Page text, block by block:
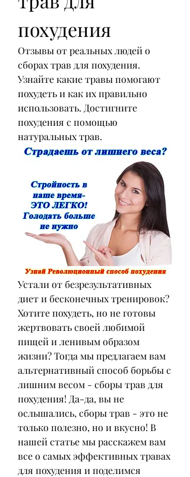
похудения
Отзывы от реальных людей о
сборах трав для похудения.
Узнайте какие травы помогают
похудеть и как их правильно
использовать. Достигните
похудения с помощью
натуральных трав.
Устали от безрезультативных
диет и бесконечных тренировок?
Хотите похудеть, но не готовы
жертвовать своей любимой
пищей и ленивым образом
жизни? Тогда мы предлагаем вам
альтернативный способ борьбы с
лишним весом - сборы трав для
похудения! Да-да, вы не
ослышались, сборы трав - это не
только полезно, но и вкусно! В
нашей статье мы расскажем вам
все о самых эффективных травах
для похудения и поделимся